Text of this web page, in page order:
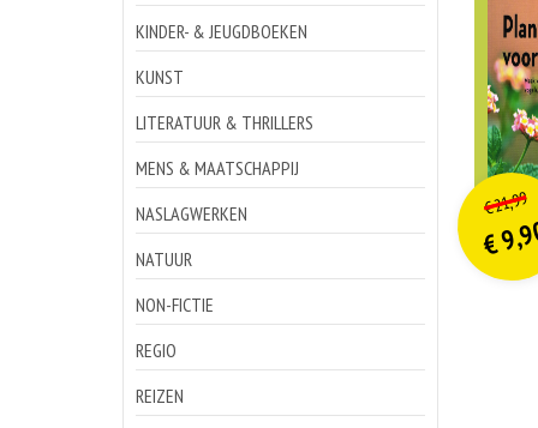
KINDER- & JEUGDBOEKEN
KUNST
LITERATUUR & THRILLERS
MENS & MAATSCHAPPIJ
NASLAGWERKEN
NATUUR
NON-FICTIE
REGIO
REIZEN
€21,99
€